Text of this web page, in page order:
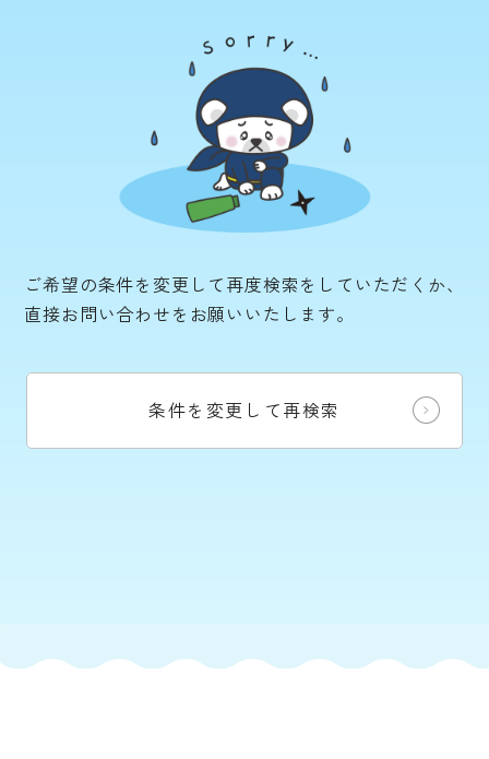
ご希望の条件を変更して再度検索をしていただくか、
直接お問い合わせをお願いいたします。
条件を変更して再検索